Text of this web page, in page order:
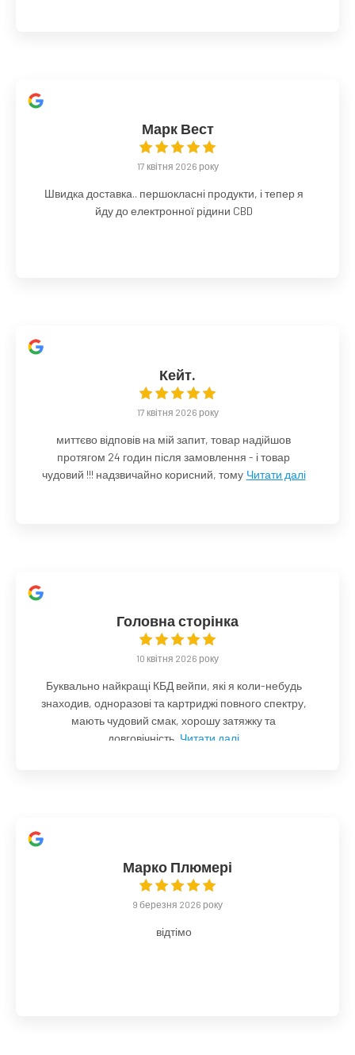
Марк Вест
17 квітня 2026 року
Швидка доставка.. першокласні продукти, і тепер я
йду до електронної рідини CBD
Кейт.
17 квітня 2026 року
миттєво відповів на мій запит, товар надійшов
протягом 24 годин після замовлення - і товар
чудовий !!! надзвичайно корисний, тому Читати далі
Головна сторінка
10 квітня 2026 року
Буквально найкращі КБД вейпи, які я коли-небудь
знаходив, одноразові та картриджі повного спектру,
мають чудовий смак, хорошу затяжку та
довговічність. Читати далі
Марко Плюмері
9 березня 2026 року
відтімо